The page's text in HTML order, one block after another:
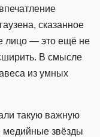
сказанное
лицо — это ещё не
В смысле
из умных
такую важную
медийные звёзды